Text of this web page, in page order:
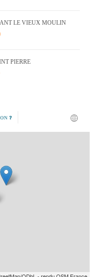
LE VIEUX MOULIN
PIERRE
❓